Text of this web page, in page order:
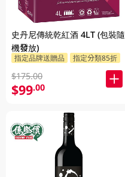
史丹尼傳統乾紅酒 4LT (包裝隨
機發放)
指定品牌送贈品 指定分類85折
$175.00
$99.00